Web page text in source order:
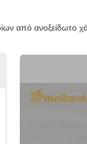
από ανοξείδωτο